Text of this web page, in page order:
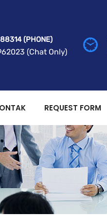
(PHONE)
(Chat Only)
REQUEST FORM